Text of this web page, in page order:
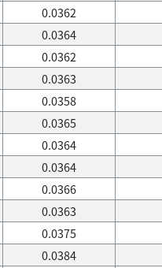
0.0362
0.0364
0.0362
0.0363
0.0358
0.0365
0.0364
0.0364
0.0366
0.0363
0.0375
0.0384